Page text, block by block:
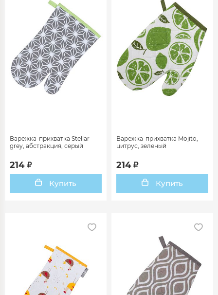
Варежка-прихватка Stellar
grey, абстракция, серый
214
Купить
Варежка-прихватка Mojito,
цитрус, зеленый
214
Купить